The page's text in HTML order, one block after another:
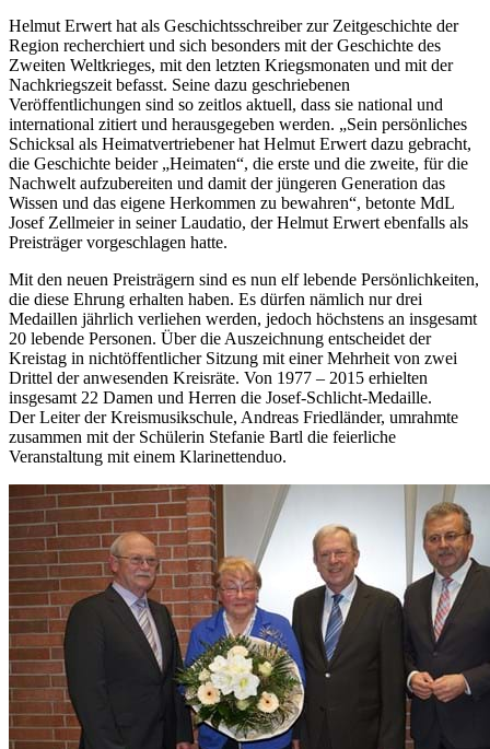
Helmut Erwert hat als Geschichtsschreiber zur Zeitgeschichte der
Region recherchiert und sich besonders mit der Geschichte des
Zweiten Weltkrieges, mit den letzten Kriegsmonaten und mit der
Nachkriegszeit befasst. Seine dazu geschriebenen
Veröffentlichungen sind so zeitlos aktuell, dass sie national und
international zitiert und herausgegeben werden. „Sein persönliches
Schicksal als Heimatvertriebener hat Helmut Erwert dazu gebracht,
die Geschichte beider „Heimaten“, die erste und die zweite, für die
Nachwelt aufzubereiten und damit der jüngeren Generation das
Wissen und das eigene Herkommen zu bewahren“, betonte MdL
Josef Zellmeier in seiner Laudatio, der Helmut Erwert ebenfalls als
Preisträger vorgeschlagen hatte.
Mit den neuen Preisträgern sind es nun elf lebende Persönlichkeiten,
die diese Ehrung erhalten haben. Es dürfen nämlich nur drei
Medaillen jährlich verliehen werden, jedoch höchstens an insgesamt
20 lebende Personen. Über die Auszeichnung entscheidet der
Kreistag in nichtöffentlicher Sitzung mit einer Mehrheit von zwei
Drittel der anwesenden Kreisräte. Von 1977 – 2015 erhielten
insgesamt 22 Damen und Herren die Josef-Schlicht-Medaille.
Der Leiter der Kreismusikschule, Andreas Friedländer, umrahmte
zusammen mit der Schülerin Stefanie Bartl die feierliche
Veranstaltung mit einem Klarinettenduo.